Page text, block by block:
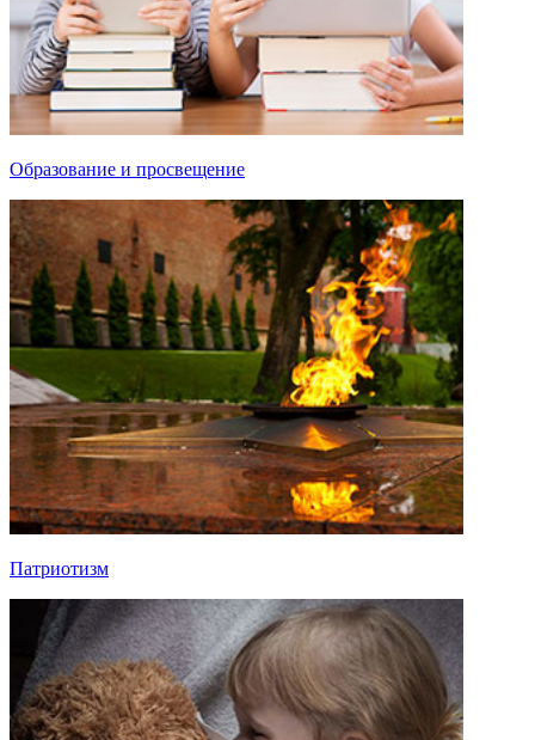
Образование и просвещение
Патриотизм